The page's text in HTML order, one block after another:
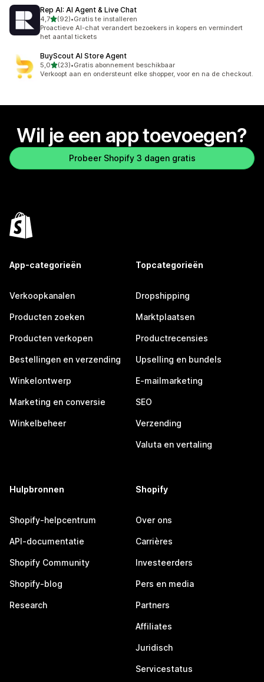
Rep AI: AI Agent & Live Chat
4,7van 5 sterren
(92)
92 recensies in totaal
•Gratis te installeren
Proactieve AI-chat verandert bezoekers in kopers en vermindert
het aantal tickets
BuyScout AI Store Agent
5,0van 5 sterren
(23)
23 recensies in totaal
•Gratis abonnement beschikbaar
Verkoopt aan en ondersteunt elke shopper, voor en na de checkout.
Wil je een app toevoegen?
Probeer Shopify 3 dagen gratis
App-categorieën
Verkoopkanalen
Producten zoeken
Producten verkopen
Bestellingen en verzending
Winkelontwerp
Marketing en conversie
Winkelbeheer
Topcategorieën
Dropshipping
Marktplaatsen
Productrecensies
Upselling en bundels
E-mailmarketing
SEO
Verzending
Valuta en vertaling
Hulpbronnen
Shopify-helpcentrum
API-documentatie
Shopify Community
Shopify-blog
Research
Shopify
Over ons
Carrières
Investeerders
Pers en media
Partners
Affiliates
Juridisch
Servicestatus